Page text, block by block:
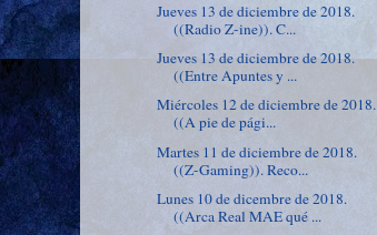
Jueves 13 de diciembre de 2018.
((Radio Z-ine)). C...
Jueves 13 de diciembre de 2018.
((Entre Apuntes y ...
Miércoles 12 de diciembre de 2018.
((A pie de pági...
Martes 11 de diciembre de 2018.
((Z-Gaming)). Reco...
Lunes 10 de dicembre de 2018.
((Arca Real MAE qué ...